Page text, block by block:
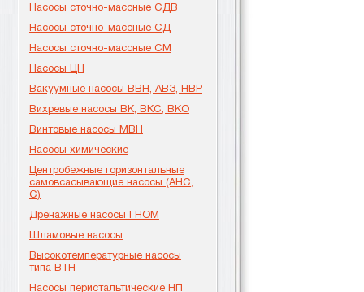
Насосы сточно-массные СДВ
Насосы сточно-массные СД
Насосы сточно-массные СМ
Насосы ЦН
Вакуумные насосы ВВН, АВЗ, НВР
Вихревые насосы ВК, ВКС, ВКО
Винтовые насосы МВН
Насосы химические
Центробежные горизонтальные
самовсасывающие насосы (АНС,
С)
Дренажные насосы ГНОМ
Шламовые насосы
Высокотемпературные насосы
типа ВТН
Насосы перистальтические НП